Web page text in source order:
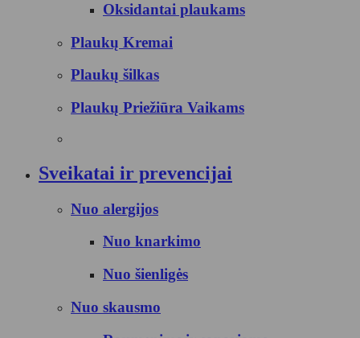
Oksidantai plaukams
Plaukų Kremai
Plaukų šilkas
Plaukų Priežiūra Vaikams
Sveikatai ir prevencijai
Nuo alergijos
Nuo knarkimo
Nuo šienligės
Nuo skausmo